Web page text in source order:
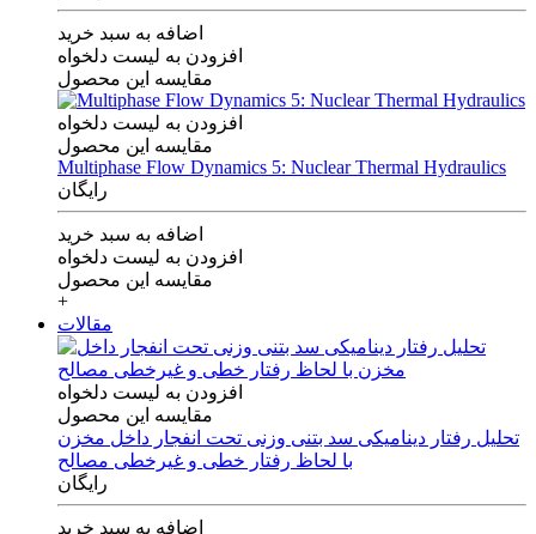
اضافه به سبد خرید
افزودن به لیست دلخواه
مقایسه این محصول
افزودن به لیست دلخواه
مقایسه این محصول
Multiphase Flow Dynamics 5: Nuclear Thermal Hydraulics
رایگان
اضافه به سبد خرید
افزودن به لیست دلخواه
مقایسه این محصول
+
مقالات
افزودن به لیست دلخواه
مقایسه این محصول
تحلیل رفتار دینامیکی سد بتنی وزنی تحت انفجار داخل مخزن
با لحاظ رفتار خطی و غیرخطی مصالح
رایگان
اضافه به سبد خرید